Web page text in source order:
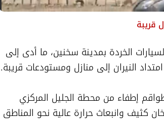
قريبة
النيران إلى منازل ومستودعات قريبة.